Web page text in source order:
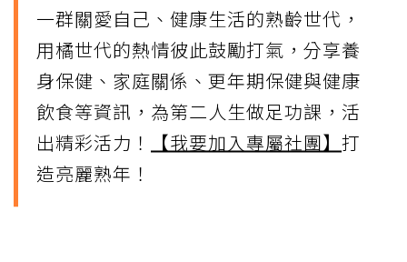
一群關愛自己、健康生活的熟齡世代，
用橘世代的熱情彼此鼓勵打氣，分享養
身保健、家庭關係、更年期保健與健康
飲食等資訊，為第二人生做足功課，活
出精彩活力！
【我要加入專屬社團】 打
造亮麗熟年！